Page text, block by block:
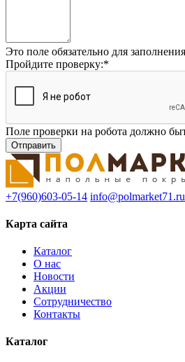
Это поле обязательно для заполнения
Пройдите проверку:*
Поле проверки на робота должно
+7(960)603-05-14 info@polmarket71.ru
Карта сайта
Каталог
О нас
Новости
Акции
Сотрудничество
Контакты
Каталог